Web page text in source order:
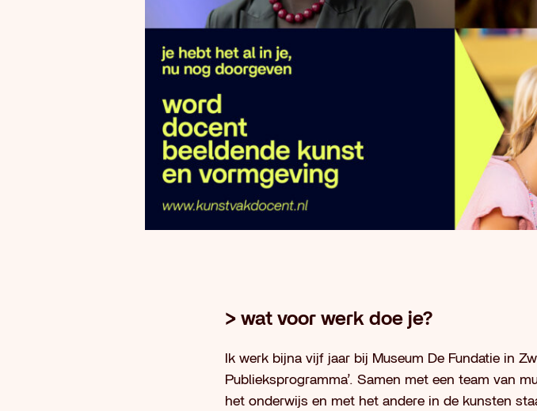
> wat voor werk doe je?
Ik werk bijna vijf jaar bij Museum De Fundatie in
Publieksprogramma’. Samen met een team van
het onderwijs en met het andere in de kunsten